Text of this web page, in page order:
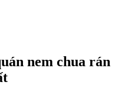
nem chua rán